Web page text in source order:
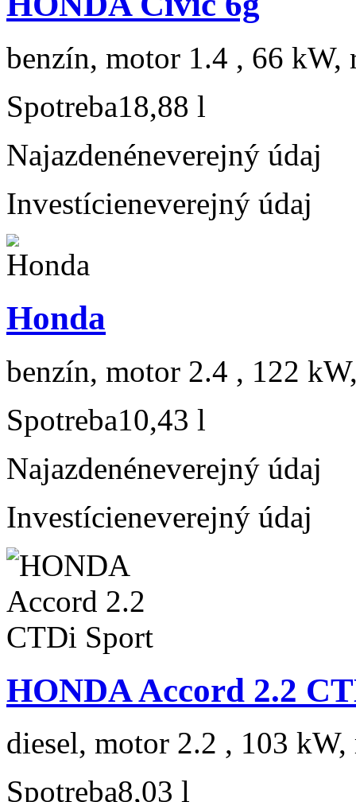
benzín, motor 1.4 , 66 kW,
Spotreba18,88 l
Najazdenéneverejný údaj
Investícieneverejný údaj
Honda
benzín, motor 2.4 , 122
Spotreba10,43 l
Najazdenéneverejný údaj
Investícieneverejný údaj
HONDA Accord 2.2
diesel, motor 2.2 , 103 kW,
Spotreba8,03 l